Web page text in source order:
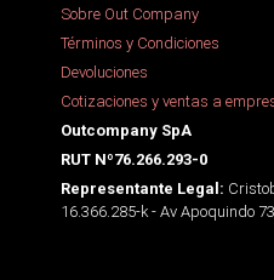
Sobre Out Company
Términos y Condiciones
Devoluciones
Cotizaciones y ventas a
Outcompany SpA
RUT Nº76.266.293-0
Representante Legal:
16.366.285-k - Av Apoquindo